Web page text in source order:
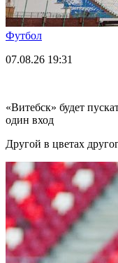
Футбол
07.08.26 19:31
«Витебск» будет
один вход
Другой в цветах